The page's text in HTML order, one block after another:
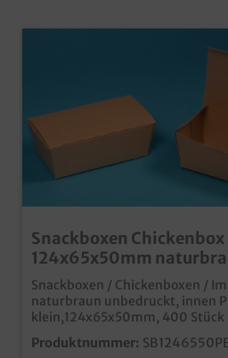
Snackboxen
124x65x50mm
450St
Snackboxen / Chickenboxen /
naturbraun unbedruckt, innen
klein,124x65x50mm, 400 Stück
Fingerfood, Snacks, Menüs usw. Bestandteil unserer
modernen neuen Produktlinie "Pure"
Produktnummer: